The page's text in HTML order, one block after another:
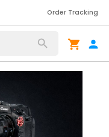
Order Tracking